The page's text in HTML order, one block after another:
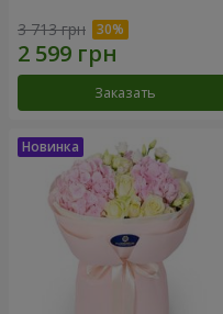
3 713 грн
Заказать